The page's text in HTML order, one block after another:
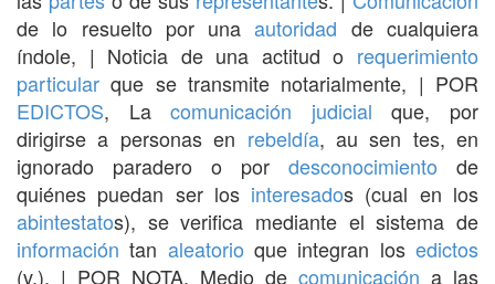
de lo resuelto por unaautoridad de cualquiera
índole, | Noticia de una actitud o requerimiento
particular que se transmite notarialmente, | POR
EDICTOS, Lacomunicación judicial que, por
dirigirse a personas en rebeldía, au sen tes, en
ignorado paradero o por desconocimiento de
quiénes puedan ser los interesados (cual en los
abintestatos), se verifica mediante el sistema de
información tan aleatorio que integran losedictos
(v.). | POR NOTA. Medio de comunicación a las